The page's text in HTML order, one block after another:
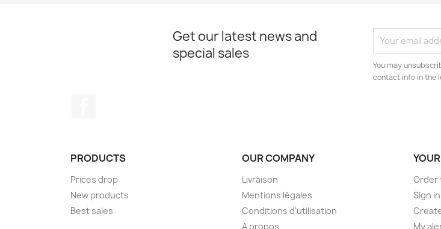
Get our latest news and
special sales
You may
contact info in the
PRODUCTS
Prices drop
New products
Best sales
OUR COMPANY
Livraison
Mentions légales
Conditions d'utilisation
A propos
Order
Sign in
My